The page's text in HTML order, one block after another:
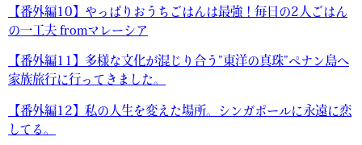
【番外編10】やっぱりおうちごはんは最強！毎日の2人ごはん
の一工夫 fromマレーシア
【番外編11】多様な文化が混じり合う”東洋の真珠”ペナン島へ
家族旅行に行ってきました。
【番外編12】私の人生を変えた場所。シンガポールに永遠に恋
してる。